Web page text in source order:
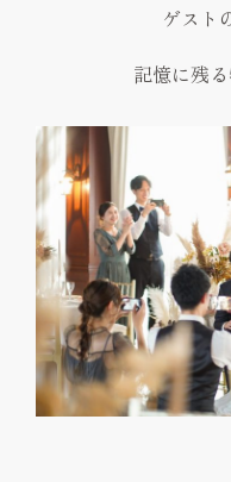
ゲスト
記憶に残